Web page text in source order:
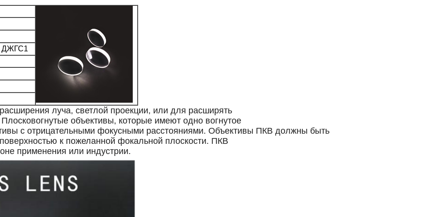
ДЖГС1
луча, светлой проекции, или для расширять
объективы, которые имеют одно вогнутое
с отрицательными фокусными расстояниями. Объективы ПКВ должны быть
к пожеланной фокальной плоскости. ПКВ
применения или индустрии.